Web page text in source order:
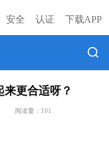
安全 认证 下载APP
更合适呀？
阅读量： 101